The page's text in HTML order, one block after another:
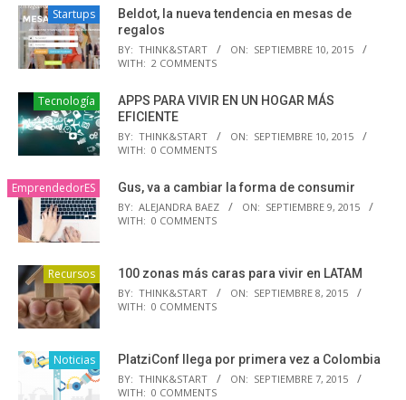
Startups
Beldot, la nueva tendencia en mesas de
regalos
BY: THINK&START ON: SEPTIEMBRE 10, 2015
WITH: 2 COMMENTS
Tecnología
APPS PARA VIVIR EN UN HOGAR MÁS
EFICIENTE
BY: THINK&START ON: SEPTIEMBRE 10, 2015
WITH: 0 COMMENTS
EmprendedorES Gus, va a cambiar la forma de consumir
BY: ALEJANDRA BAEZ ON: SEPTIEMBRE 9, 2015
WITH: 0 COMMENTS
Recursos 100 zonas más caras para vivir en LATAM
BY: THINK&START ON: SEPTIEMBRE 8, 2015
WITH: 0 COMMENTS
Noticias PlatziConf llega por primera vez a Colombia
BY: THINK&START ON: SEPTIEMBRE 7, 2015
WITH: 0 COMMENTS